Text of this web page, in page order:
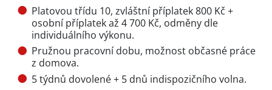
Platovou třídu 10, zvláštní příplatek 800 Kč +
osobní příplatek až 4 700 Kč, odměny dle
individuálního výkonu.
Pružnou pracovní dobu, možnost občasné práce
z domova.
5 týdnů dovolené + 5 dnů indispozičního volna.